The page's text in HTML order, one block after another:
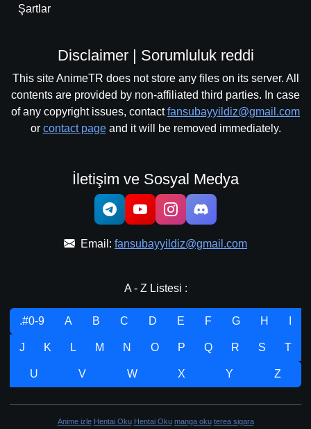
Şartlar
Disclaimer | Sorumluluk reddi
This site AnimeTR does not store any files on its server. All
contents are provided by non-affiliated third parties. In case
of any copyright issues, contactfansubayyildiz@gmail.com
or contact pageand it will be removed immediately.
İletişim ve Sosyal Medya
Email: fansubayyildiz@gmail.com
A - Z Listesi :
.#0-9 A B C D E F G H
J K L M N O P Q R S T
U V W X Y Z
Anime izle Hentai Oku Hentai Oku manga oku terea sigara